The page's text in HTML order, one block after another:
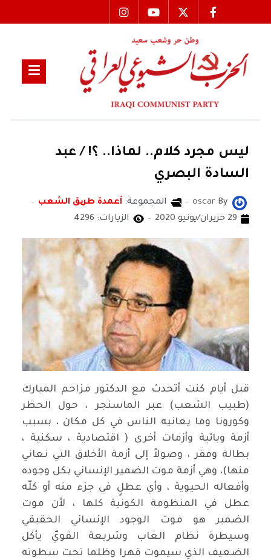
ليس مجرد كلام.. لماذا.. ؟! / عبد
السادة البصري
By
oscar المجموعة: آعمدة طریق الشعب
29 حزيران/يونيو 2020
الزيارات: 4296
قبل أيام كنت أتحدث مع الدكتور مزاحم المبارك
(طبيب الشعب) عبر الماسنجر ، حول الحظر
وكورونا وما يعانيه الناس في كل مكان ، بسبب
أزمة وبائية وأزمات أخرى ( اقتصادية ، سكنية ،
بطالة وفقر ، وصولاً إلى أزمة الأخلاق التي نعاني
منها)، وهي أزمة موت الضمير الإنساني بكل وجوده
وأفعاله الحيوية ، وأي عطلٍ في جزء منه أو كلّه
عطل في المنظومة الكونية كلها ، لأن موت
الضمير هو موت الوجود الإنساني الحقيقي
وسيطرة نظام الغاب وشريعة القويّ يأكل
الضعيف الذي سيموت قهرا وظلما تحت سطوته